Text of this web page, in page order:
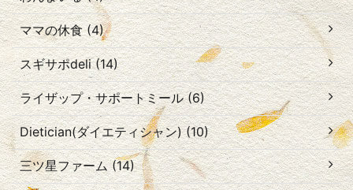
ママの休食 (4)
スギサポdeli (14)
ライザップ・サポートミール (6)
Dietician(ダイエティシャン) (10)
三ツ星ファーム (14)